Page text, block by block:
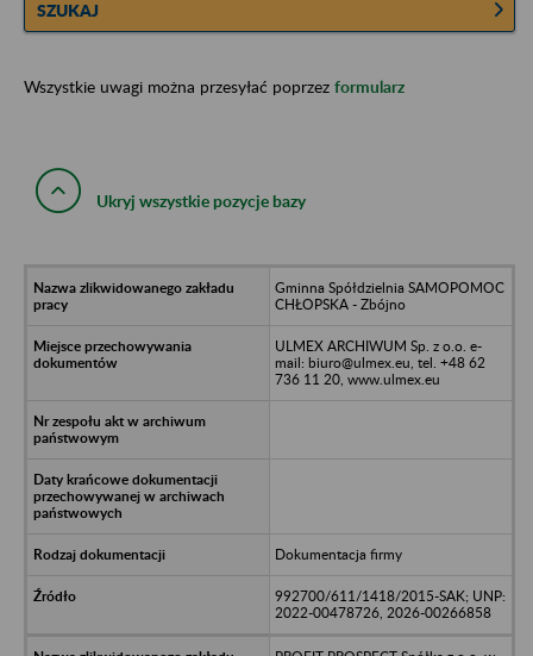
SZUKAJ
Wszystkie uwagi można przesyłać poprzez formularz
Ukryj wszystkie pozycje bazy
Gminna Spółdzielnia SAMOPOMOC
CHŁOPSKA - Zbójno
ULMEX ARCHIWUM Sp. z o.o. e-
mail: biuro@ulmex.eu, tel. +48 62
736 11 20, www.ulmex.eu
Dokumentacja firmy
992700/611/1418/2015-SAK; UNP:
2022-00478726, 2026-00266858